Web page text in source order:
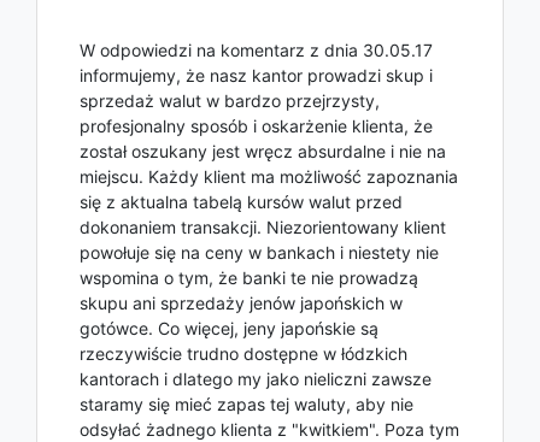
W odpowiedzi na komentarz z dnia 30.05.17
informujemy, że nasz kantor prowadzi skup i
sprzedaż walut w bardzo przejrzysty,
profesjonalny sposób i oskarżenie klienta, że
został oszukany jest wręcz absurdalne i nie na
miejscu. Każdy klient ma możliwość zapoznania
się z aktualna tabelą kursów walut przed
dokonaniem transakcji. Niezorientowany klient
powołuje się na ceny w bankach i niestety nie
wspomina o tym, że banki te nie prowadzą
skupu ani sprzedaży jenów japońskich w
gotówce. Co więcej, jeny japońskie są
rzeczywiście trudno dostępne w łódzkich
kantorach i dlatego my jako nieliczni zawsze
staramy się mieć zapas tej waluty, aby nie
odsyłać żadnego klienta z "kwitkiem". Poza tym